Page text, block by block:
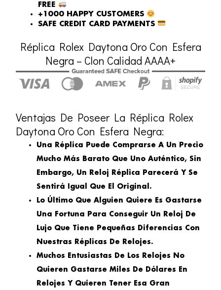
FREE
+1000 HAPPY CUSTOMERS
SAFE CREDIT CARD PAYMENTS
Réplica Rolex Daytona Oro Con Esfera
Negra – Clon Calidad AAAA+
Ventajas De Poseer La Réplica Rolex
Daytona Oro Con Esfera Negra:
Una Réplica Puede Comprarse A Un Precio
Mucho Más Barato Que Uno Auténtico, Sin
Embargo, Un Reloj Réplica Parecerá Y Se
Sentirá Igual Que El Original.
Lo Último Que Alguien Quiere Es Gastarse
Una Fortuna Para Conseguir Un Reloj De
Lujo Que Tiene Pequeñas Diferencias Con
Nuestras Réplicas De Relojes.
Muchos Entusiastas De Los Relojes No
Quieren Gastarse Miles De Dólares En
Relojes Y Quieren Tener Esa Gran